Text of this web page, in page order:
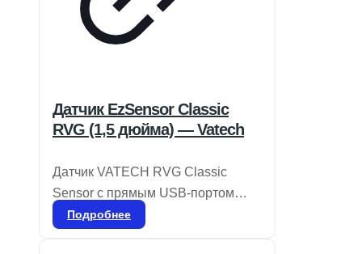
Датчик EzSensor Classic
RVG (1,5 дюйма) — Vatech
Датчик VATECH RVG Classic
Sensor с прямым USB-портом
отличается компактностью и
Подробнее